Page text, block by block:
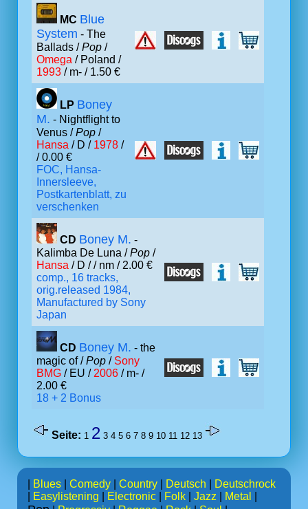
MC Blue
System - The
Ballads /Pop /
Omega / Poland /
1993 / m- / 1.50 €
LP Boney
M. - Nightflight to
Venus /Pop /
Hansa / D / 1978 /
/ 0.00 €
FOC, Hansa-
Innersleeve,
Postkartenblatt, zu
verschenken
CD Boney M. -
Kalimba De Luna /Pop /
Hansa / D // nm / 2.00 €
comp., 16 tracks,
orig.released 1984,
Manufactured by Sony
Japan
CD Boney M. - the
magic of /Pop / Sony
BMG / EU / 2006 / m- /
2.00 €
18 + 2 Bonus
Seite: 1 2 3 4 5 6 7 8 9 10 11 12 13
Blues Comedy Country Deutsch
Deutschrock
Easylistening Electronic Folk Jazz Metal